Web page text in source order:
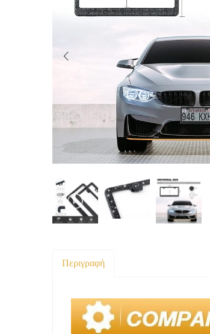
Περιγραφή